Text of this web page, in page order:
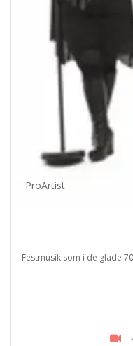
ProArtist
Festmusik som i de glade